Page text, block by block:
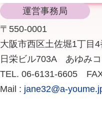
運営事務局
〒550-0001
大阪市西区土佐堀1丁目
日栄ビル703A あゆみ
TEL. 06-6131-6605
Mail : jane32@a-